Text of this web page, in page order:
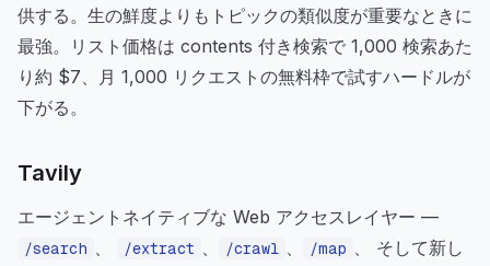
供する。生の鮮度よりもトピックの類似度が重要なときに
最強。リスト価格は contents 付き検索で 1,000 検索あた
り約 $7、月 1,000 リクエストの無料枠で試すハードルが
下がる。
Tavily
エージェントネイティブな Web アクセスレイヤー —
/search 、 /extract 、 /crawl 、 /map 、 そして新し